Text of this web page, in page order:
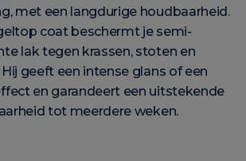
met een langdurige houdbaarheid.
coat beschermt je semi-
lak tegen krassen, stoten en
geeft een intense glans of een
en garandeert een uitstekende
tot meerdere weken.